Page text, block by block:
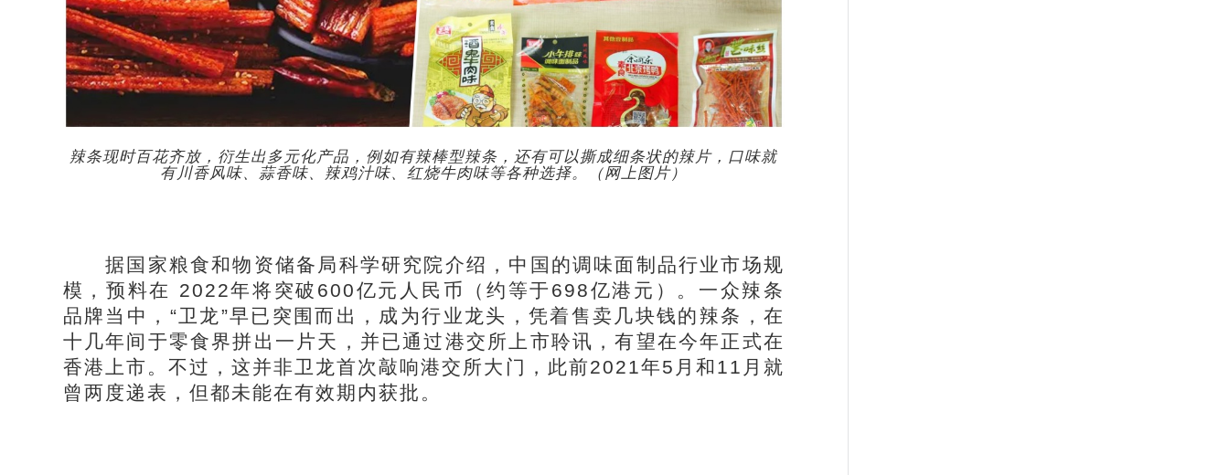
辣条现时百花齐放，衍生出多元化产品，例如有辣棒型辣条，还有可以撕成细条状的辣片，口味就
有川香风味、蒜香味、辣鸡汁味、红烧牛肉味等各种选择。（网上图片）
据国家粮食和物资储备局科学研究院介绍，中国的调味面制品行业市场规
模，预料在 2022年将突破600亿元人民币（约等于698亿港元）。一众辣条
品牌当中，“卫龙”早已突围而出，成为行业龙头，凭着售卖几块钱的辣条，在
十几年间于零食界拼出一片天，并已通过港交所上市聆讯，有望在今年正式在
香港上市。不过，这并非卫龙首次敲响港交所大门，此前2021年5月和11月就
曾两度递表，但都未能在有效期内获批。